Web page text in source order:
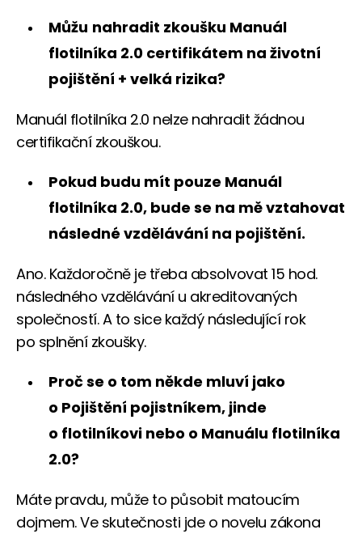
Můžu nahradit zkoušku Manuál
flotilníka 2.0 certifikátem na životní
pojištění + velká rizika?
Manuál flotilníka 2.0 nelze nahradit žádnou
certifikační zkouškou.
Pokud budu mít pouze Manuál
flotilníka 2.0, bude se na mě vztahovat
následné vzdělávání na pojištění.
Ano. Každoročně je třeba absolvovat 15 hod.
následného vzdělávání u akreditovaných
společností. A to sice každý následující rok
po splnění zkoušky.
Proč se o tom někde mluví jako
o Pojištění pojistníkem, jinde
o flotilníkovi nebo o Manuálu flotilníka
2.0?
Máte pravdu, může to působit matoucím
dojmem. Ve skutečnosti jde o novelu zákona